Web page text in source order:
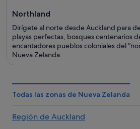
Northland
Dirígete al norte desde Auckland para
playas perfectas, bosques centenarios
encantadores pueblos coloniales del
Nueva Zelanda.
Todas las zonas de Nueva Zelanda
Región de Auckland